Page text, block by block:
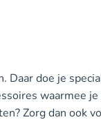
Daar doe je
waarmee
Zorg dan ook